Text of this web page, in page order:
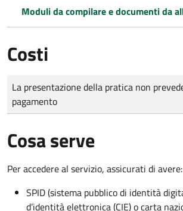
Moduli da compilare e documenti da
Costi
Tipo di pagamento
Importo
La presentazione della pratica non
pagamento
Cosa serve
Per accedere al servizio, assicurati di avere:
SPID (sistema pubblico di identità
d’identità elettronica (CIE) o carta